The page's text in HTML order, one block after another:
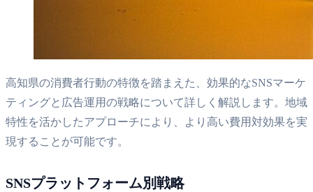
高知県の消費者行動の特徴を踏まえた、効果的なSNSマーケ
ティングと広告運用の戦略について詳しく解説します。地域
特性を活かしたアプローチにより、より高い費用対効果を実
現することが可能です。
SNSプラットフォーム別戦略